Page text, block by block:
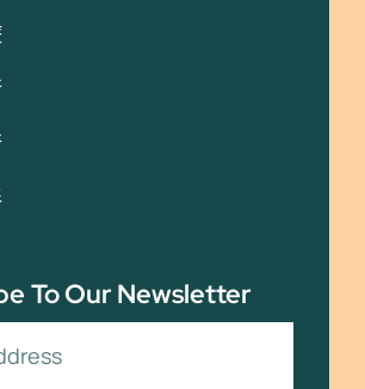
To Our Newsletter